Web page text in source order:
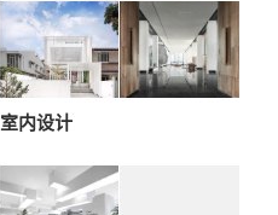
室内设计